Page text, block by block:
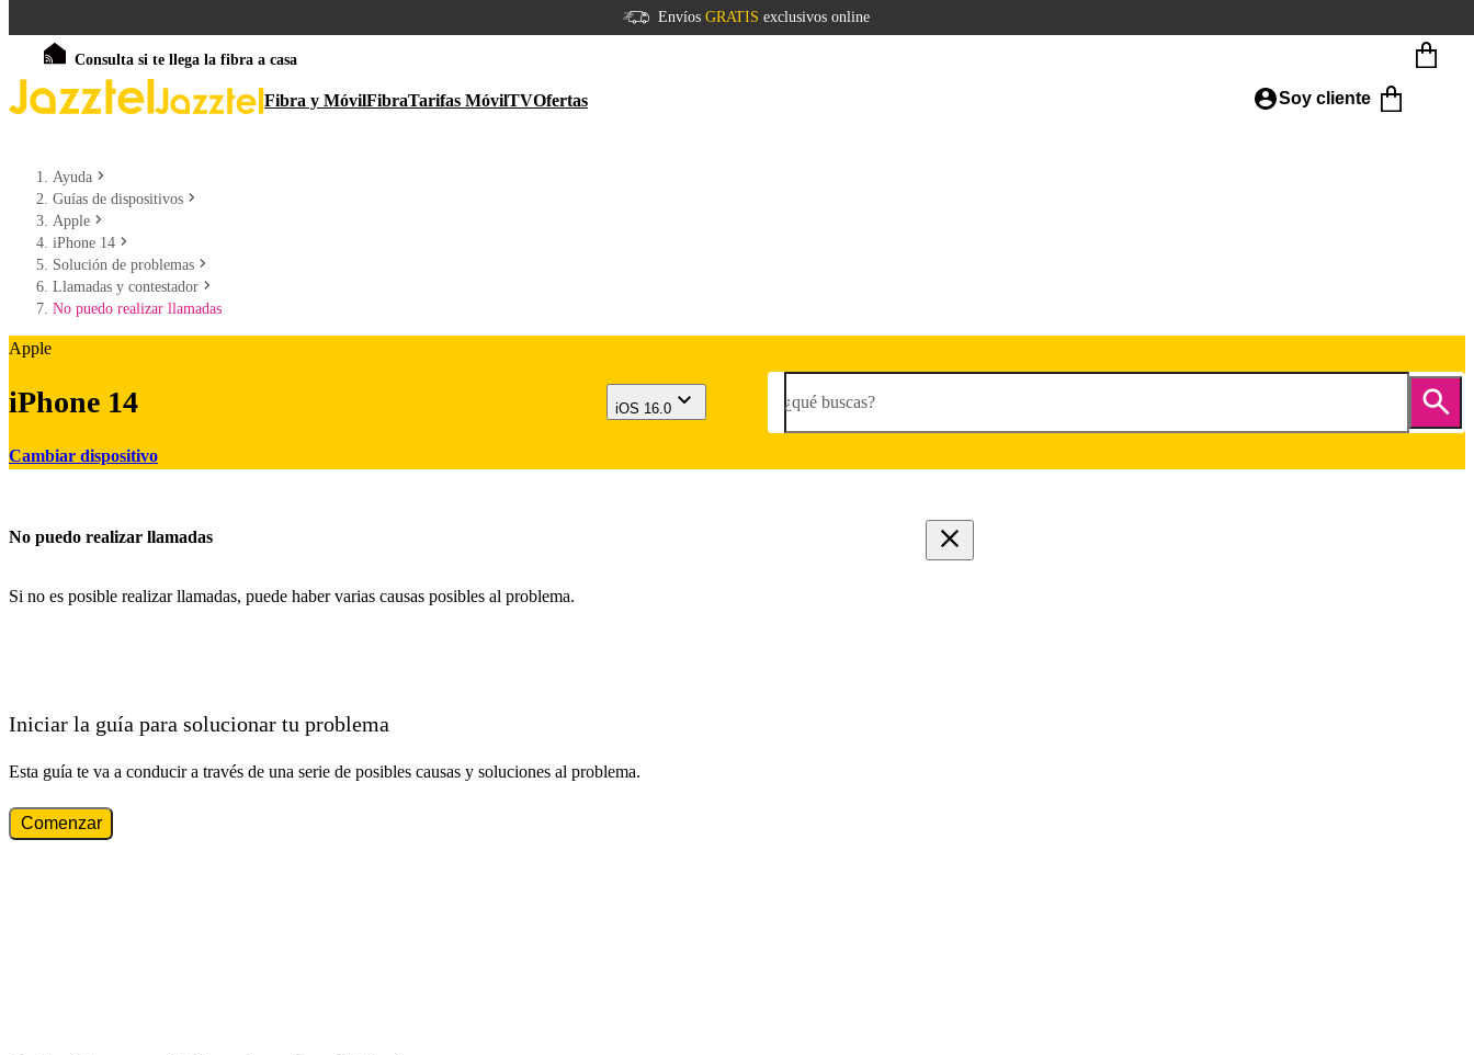
Envíos GRATIS exclusivos online
Consulta si te llega la fibra a casa
Fibra y MóvilFibraTarifas MóvilTVOfertas Soy cliente
Ayuda
Guías de dispositivos
Apple
iPhone 14
Solución de problemas
Llamadas y contestador
No puedo realizar llamadas
Apple
iPhone 14
Cambiar dispositivo
iOS 16.0 ¿qué buscas?
No puedo realizar llamadas
Si no es posible realizar llamadas, puede haber varias causas posibles al problema.
Iniciar la guía para solucionar tu problema
Esta guía te va a conducir a través de una serie de posibles causas y soluciones al problema.
Comenzar